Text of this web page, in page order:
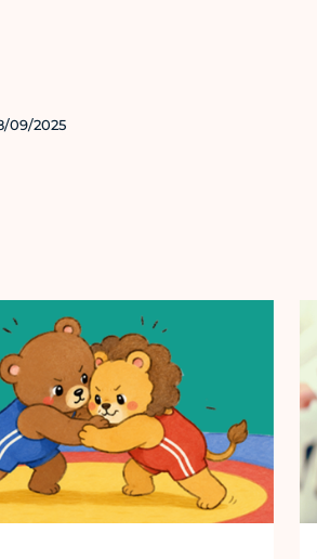
09/2025